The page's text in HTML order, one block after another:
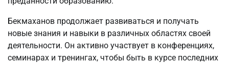
Бекмаханов продолжает развиваться и получать
новые знания и навыки в различных областях своей
деятельности. Он активно участвует в конференциях,
семинарах и тренингах, чтобы быть в курсе последних